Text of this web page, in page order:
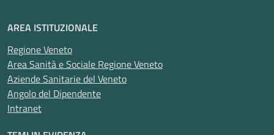
AREA ISTITUZIONALE
Regione Veneto
Area Sanità e Sociale Regione Veneto
Aziende Sanitarie del Veneto
Angolo del Dipendente
Intranet